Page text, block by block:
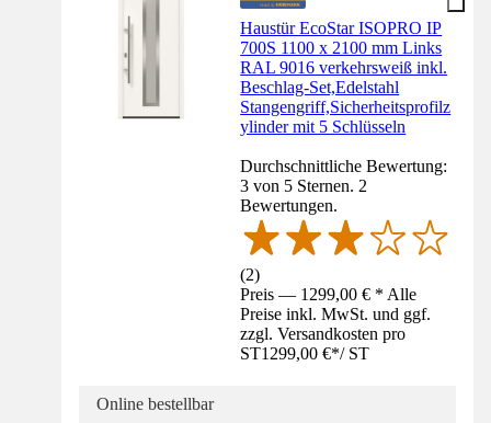
Haustür EcoStar ISOPRO IP
700S 1100 x 2100 mm Links
RAL 9016 verkehrsweiß inkl.
Beschlag-Set,Edelstahl
Stangengriff,Sicherheitsprofilz
ylinder mit 5 Schlüsseln
Durchschnittliche Bewertung:
3 von 5 Sternen. 2
Bewertungen.
(2)
Preis — 1299,00 € * Alle
Preise inkl. MwSt. und ggf.
zzgl. Versandkosten pro
ST1299,00 €*/ ST
Online bestellbar